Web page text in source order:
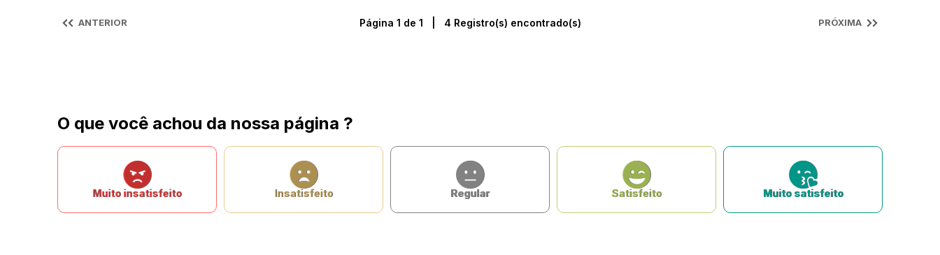
ANTERIOR Página 1 de 1 | 4 Registro(s) encontrado(s) PRÓXIMA
O que você achou da nossa página ?
Muito insatisfeito Insatisfeito Regular Satisfeito Muito satisfeito